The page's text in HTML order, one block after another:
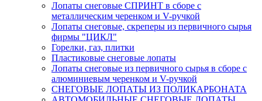
Лопаты снеговые СПРИНТ в сборе с
металлическим черенком и V-ручкой
Лопаты снеговые, скреперы из первичного сырья
фирмы "ЦИКЛ"
Горелки, газ, плитки
Пластиковые снеговые лопаты
Лопаты снеговые из первичного сырья в сборе с
алюминиевым черенком и V-ручкой
СНЕГОВЫЕ ЛОПАТЫ ИЗ ПОЛИКАРБОНАТА